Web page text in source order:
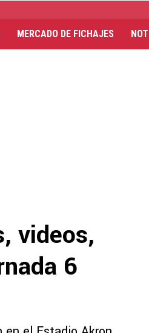
MERCADO DE FICHAJES
videos,
6